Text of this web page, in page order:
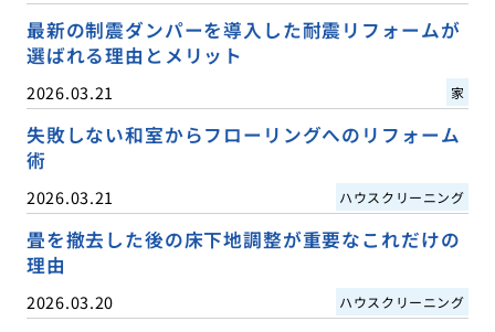
最新の制震ダンパーを導入した耐震リフォームが
選ばれる理由とメリット
2026.03.21 家
失敗しない和室からフローリングへのリフォーム
術
2026.03.21 ハウスクリーニング
畳を撤去した後の床下地調整が重要なこれだけの
理由
2026.03.20 ハウスクリーニング